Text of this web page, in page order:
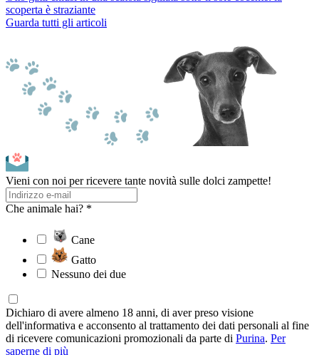
scoperta è straziante
Guarda tutti gli articoli
Vieni con noi per ricevere tante novità sulle dolci zampette!
Che animale hai? *
Cane
Gatto
Nessuno dei due
Dichiaro di avere almeno 18 anni, di aver preso visione
dell'informativa e acconsento al trattamento dei dati personali al fine
di ricevere comunicazioni promozionali da parte di Purina. Per
saperne di più